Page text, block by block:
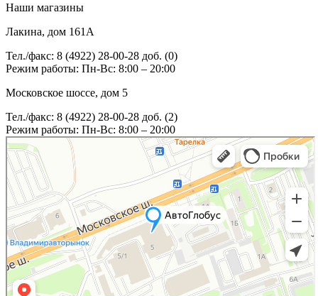
Наши магазины
Лакина, дом 161А
Тел./факс: 8 (4922) 28-00-28 доб. (0)
Режим работы: Пн-Вс: 8:00 – 20:00
Московское шоссе, дом 5
Тел./факс: 8 (4922) 28-00-28 доб. (2)
Режим работы: Пн-Вс: 8:00 – 20:00